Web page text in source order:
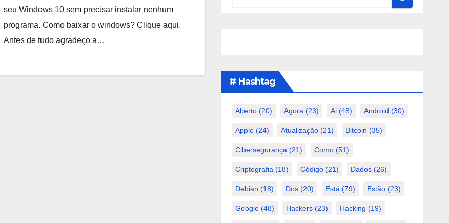
seu Windows 10 sem precisar instalar nenhum
programa. Como baixar o windows? Clique aqui.
Antes de tudo agradeço a…
# Hashtag
Aberto (20) Agora (23) Ai (48) Android (30)
Apple (24) Atualização (21) Bitcoin (35)
Cibersegurança (21) Como (51)
Criptografia (18) Código (21) Dados (26)
Debian (18) Dos (20) Está (79) Estão (23)
Google (48) Hackers (23) Hacking (19)